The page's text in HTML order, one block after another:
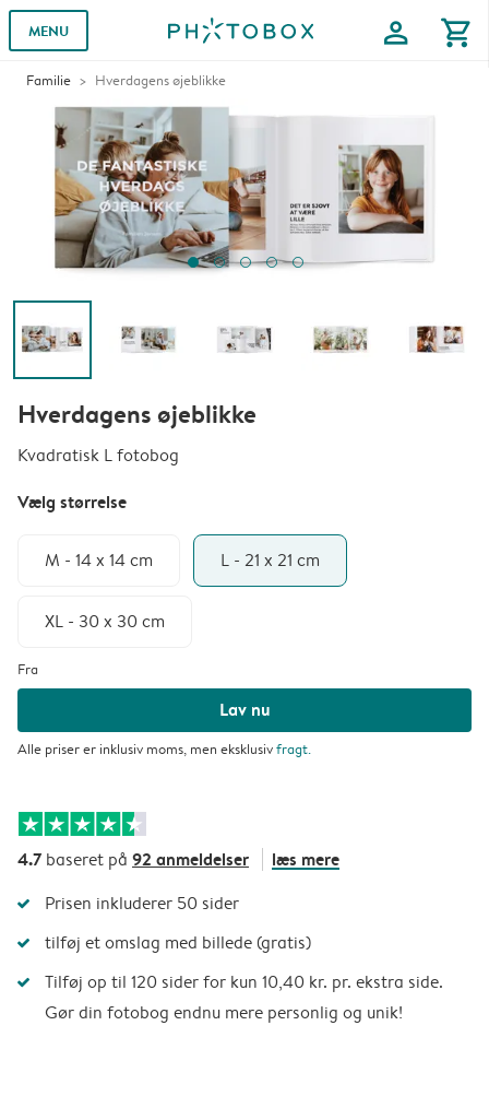
MENU profile shopping_cart
Familie Hverdagens øjeblikke
Hverdagens øjeblikke
Kvadratisk L fotobog
Vælg størrelse
M - 14 x 14 cm L - 21 x 21 cm
XL - 30 x 30 cm
Fra
Lav nu
Alle priser er inklusiv moms, men eksklusivfragt.
4.7 baseret på 92 anmeldelser læs mere
Prisen inkluderer 50 sider
tilføj et omslag med billede (gratis)
Tilføj op til 120 sider for kun 10,40 kr. pr. ekstra side.
Gør din fotobog endnu mere personlig og unik!